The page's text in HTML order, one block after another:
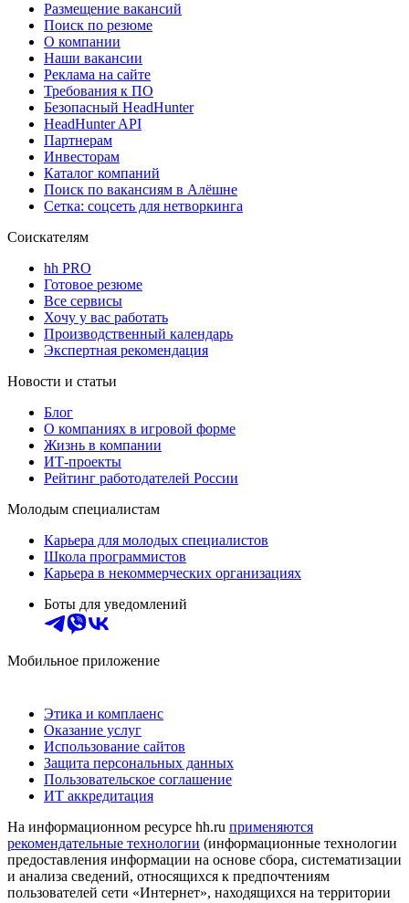
Размещение вакансий
Поиск по резюме
О компании
Наши вакансии
Реклама на сайте
Требования к ПО
Безопасный HeadHunter
HeadHunter API
Партнерам
Инвесторам
Каталог компаний
Поиск по вакансиям в Алёшне
Сетка: соцсеть для нетворкинга
Соискателям
hh PRO
Готовое резюме
Все сервисы
Хочу у вас работать
Производственный календарь
Экспертная рекомендация
Новости и статьи
Блог
О компаниях в игровой форме
Жизнь в компании
ИТ-проекты
Рейтинг работодателей России
Молодым специалистам
Карьера для молодых специалистов
Школа программистов
Карьера в некоммерческих организациях
Боты для уведомлений
Мобильное приложение
Этика и комплаенс
Оказание услуг
Использование сайтов
Защита персональных данных
Пользовательское соглашение
ИТ аккредитация
На информационном ресурсе hh.ru применяются
рекомендательные технологии (информационные технологии
предоставления информации на основе сбора, систематизации
и анализа сведений, относящихся к предпочтениям
пользователей сети «Интернет», находящихся на территории